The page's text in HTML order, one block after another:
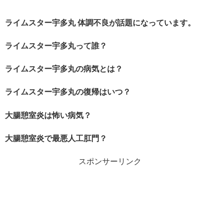
ライムスター宇多丸 体調不良が話題になっています。
ライムスター宇多丸って誰？
ライムスター宇多丸の病気とは？
ライムスター宇多丸の復帰はいつ？
大腸憩室炎は怖い病気？
大腸憩室炎で最悪人工肛門？
スポンサーリンク